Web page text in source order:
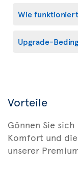
Wie
Upgrade-
Vorteile
Gönnen Sie
Komfort und
unserer